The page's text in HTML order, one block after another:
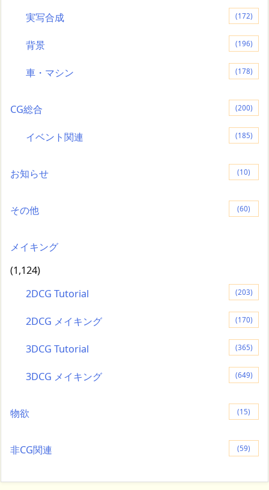
実写合成 (172)
背景 (196)
車・マシン (178)
CG総合 (200)
イベント関連 (185)
お知らせ (10)
その他 (60)
メイキング
(1,124)
2DCG Tutorial
(203)
2DCG メイキング (170)
3DCG Tutorial (365)
3DCG メイキング (649)
物欲 (15)
非CG関連 (59)